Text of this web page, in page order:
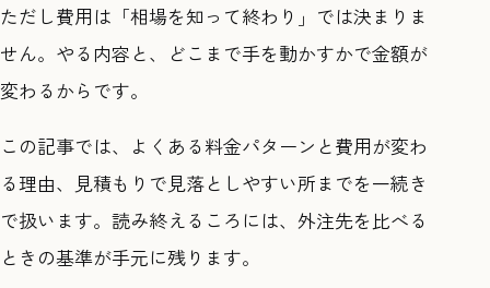
ただし費用は「相場を知って終わり」では決まりま
せん。やる内容と、どこまで手を動かすかで金額が
変わるからです。
この記事では、よくある料金パターンと費用が変わ
る理由、見積もりで見落としやすい所までを一続き
で扱います。読み終えるころには、外注先を比べる
ときの基準が手元に残ります。